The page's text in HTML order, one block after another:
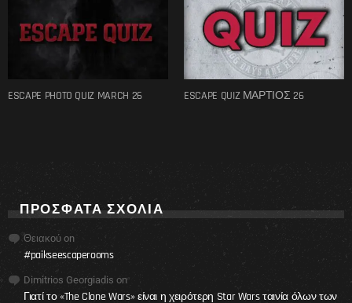
ESCAPE PHOTO QUIZ MARCH 26 ESCAPE QUIZ ΜΑΡΤΙΟΣ 26
ΠΡΌΣΦΑΤΑ ΣΧΌΛΙΑ
Θειακού on
#paikseescaperooms
Dimitrios Georgiadis on
Γιατί το «The Clone Wars» είναι η χειρότερη Star Wars ταινία όλων των